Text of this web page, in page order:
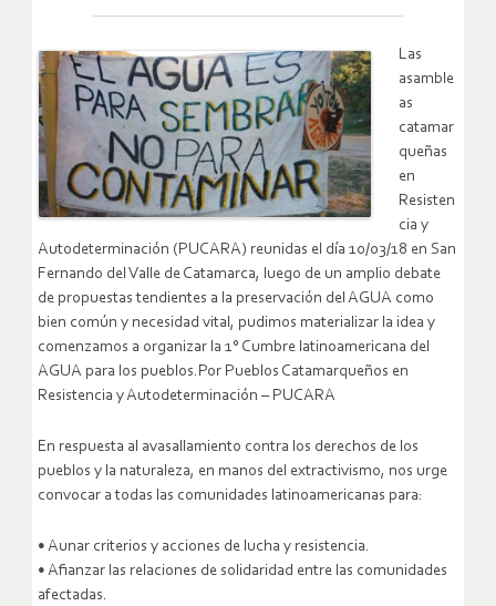
Las
asamble
as
catamar
queñas
en
Resisten
cia y
Autodeterminación (PUCARA) reunidas el día 10/03/18 en San
Fernando del Valle de Catamarca, luego de un amplio debate
de propuestas tendientes a la preservación del AGUA como
bien común y necesidad vital, pudimos materializar la idea y
comenzamos a organizar la 1° Cumbre latinoamericana del
AGUA para los pueblos. Por Pueblos Catamarqueños en
Resistencia y Autodeterminación – PUCARA
En respuesta al avasallamiento contra los derechos de los
pueblos y la naturaleza, en manos del extractivismo, nos urge
convocar a todas las comunidades latinoamericanas para:
• Aunar criterios y acciones de lucha y resistencia.
• Afianzar las relaciones de solidaridad entre las comunidades
afectadas.